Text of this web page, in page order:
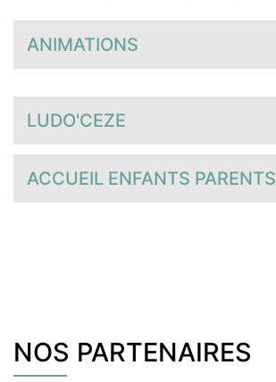
ANIMATIONS
LUDO'CEZE
ACCUEIL ENFANTS PARENTS
NOS PARTENAIRES